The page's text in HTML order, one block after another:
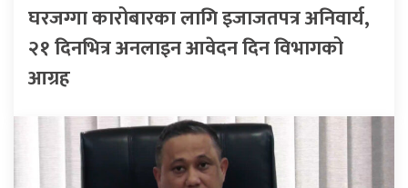
घरजग्गा कारोबारका लागि इजाजतपत्र अनिवार्य,
२१ दिनभित्र अनलाइन आवेदन दिन विभागको
आग्रह